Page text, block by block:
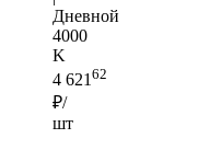
Дневной
4000
K
4 621 62
₽/
шт